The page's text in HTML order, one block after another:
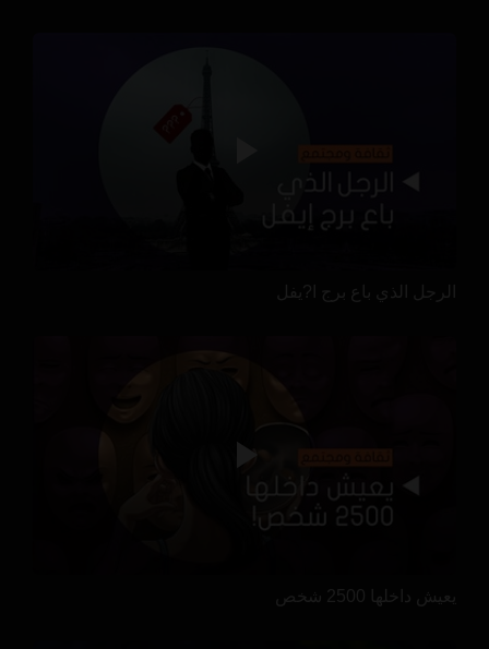
الرجل الذي باع برج ا?يفل
يعيش داخلها 2500 شخص